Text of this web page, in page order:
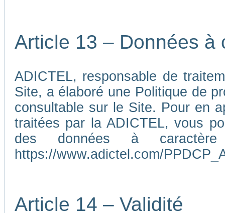
Article 13 – Données à
ADICTEL, responsable de
Site, a élaboré une Politique de
consultable sur le Site. Pour en
traitées par la ADICTEL, vous
des données à caractère
https://www.adictel.com/
Article 14 – Validité